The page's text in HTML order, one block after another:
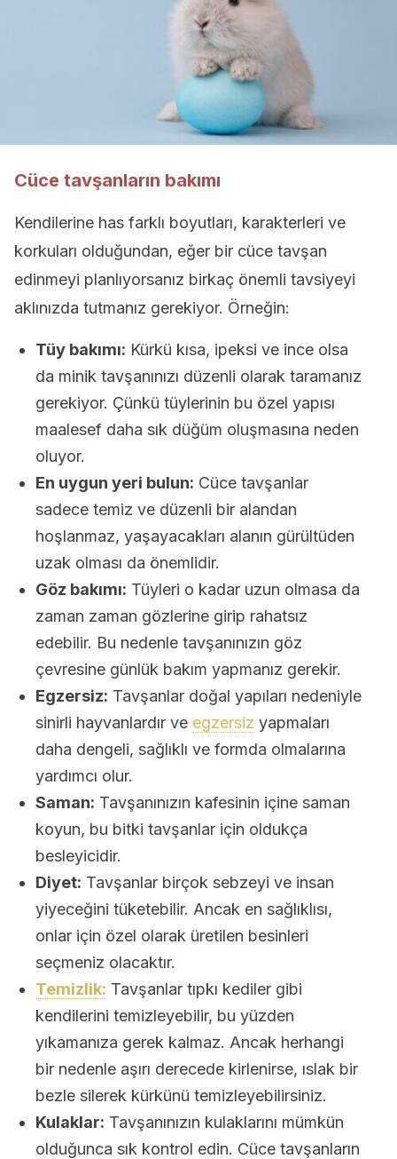
Cüce tavşanların bakımı
Kendilerine has farklı boyutları, karakterleri ve
korkuları olduğundan, eğer bir cüce tavşan
edinmeyi planlıyorsanız birkaç önemli tavsiyeyi
aklınızda tutmanız gerekiyor. Örneğin:
Tüy bakımı: Kürkü kısa, ipeksi ve ince olsa
da minik tavşanınızı düzenli olarak taramanız
gerekiyor. Çünkü tüylerinin bu özel yapısı
maalesef daha sık düğüm oluşmasına neden
oluyor.
En uygun yeri bulun: Cüce tavşanlar
sadece temiz ve düzenli bir alandan
hoşlanmaz, yaşayacakları alanın gürültüden
uzak olması da önemlidir.
Göz bakımı: Tüyleri o kadar uzun olmasa da
zaman zaman gözlerine girip rahatsız
edebilir. Bu nedenle tavşanınızın göz
çevresine günlük bakım yapmanız gerekir.
Egzersiz: Tavşanlar doğal yapıları nedeniyle
sinirli hayvanlardır ve egzersiz yapmaları
daha dengeli, sağlıklı ve formda olmalarına
yardımcı olur.
Saman: Tavşanınızın kafesinin içine saman
koyun, bu bitki tavşanlar için oldukça
besleyicidir.
Diyet: Tavşanlar birçok sebzeyi ve insan
yiyeceğini tüketebilir. Ancak en sağlıklısı,
onlar için özel olarak üretilen besinleri
seçmeniz olacaktır.
Temizlik: Tavşanlar tıpkı kediler gibi
kendilerini temizleyebilir, bu yüzden
yıkamanıza gerek kalmaz. Ancak herhangi
bir nedenle aşırı derecede kirlenirse, ıslak bir
bezle silerek kürkünü temizleyebilirsiniz.
Kulaklar: Tavşanınızın kulaklarını mümkün
olduğunca sık kontrol edin. Cüce tavşanların